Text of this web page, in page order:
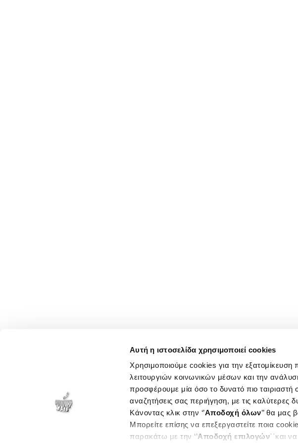
Αυτή η ιστοσελίδα χρησιμοποιεί cookies
Χρησιμοποιούμε cookies για την
λειτουργιών κοινωνικών μέσων και την
προσφέρουμε μία όσο το δυνατό πιο ταιριαστή
αναζητήσεις σας περιήγηση, με τις καλύτερες
Κάνοντας κλικ στην ‘’Αποδοχή όλων’’ θα μας
Μπορείτε επίσης να επεξεργαστείτε ποια
παρακάτω με την ‘’Αποδοχή επιλογών΄΄και